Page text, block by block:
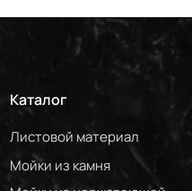
Каталог
Листовой материал
Мойки из камня